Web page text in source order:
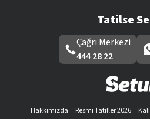
Tatilse
Çağrı Merkezi
444 28 22
Hakkımızda Resmi Tatiller 2026